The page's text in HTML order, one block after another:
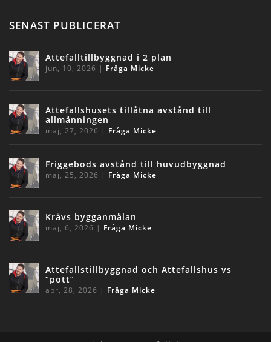
SENAST PUBLICERAT
Attefalltillbyggnad i 2 plan
jun, 10, 2026 | Fråga Micke
Attefallshusets tillåtna avstånd till
allmänningen
maj, 27, 2026 | Fråga Micke
Friggebods avstånd till huvudbyggnad
maj, 25, 2026 | Fråga Micke
Krävs bygganmälan
maj, 6, 2026 | Fråga Micke
Attefallstillbyggnad och Attefallshus vs
“pott”
apr, 28, 2026 | Fråga Micke